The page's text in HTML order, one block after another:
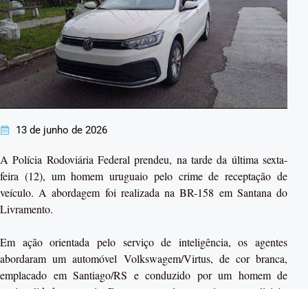
13 de junho de 2026
A Polícia Rodoviária Federal prendeu, na tarde da última sexta-
feira (12), um homem uruguaio pelo crime de receptação de
veículo. A abordagem foi realizada na BR-158 em Santana do
Livramento.
Em ação orientada pelo serviço de inteligência, os agentes
abordaram um automóvel Volkswagem/Virtus, de cor branca,
emplacado em Santiago/RS e conduzido por um homem de